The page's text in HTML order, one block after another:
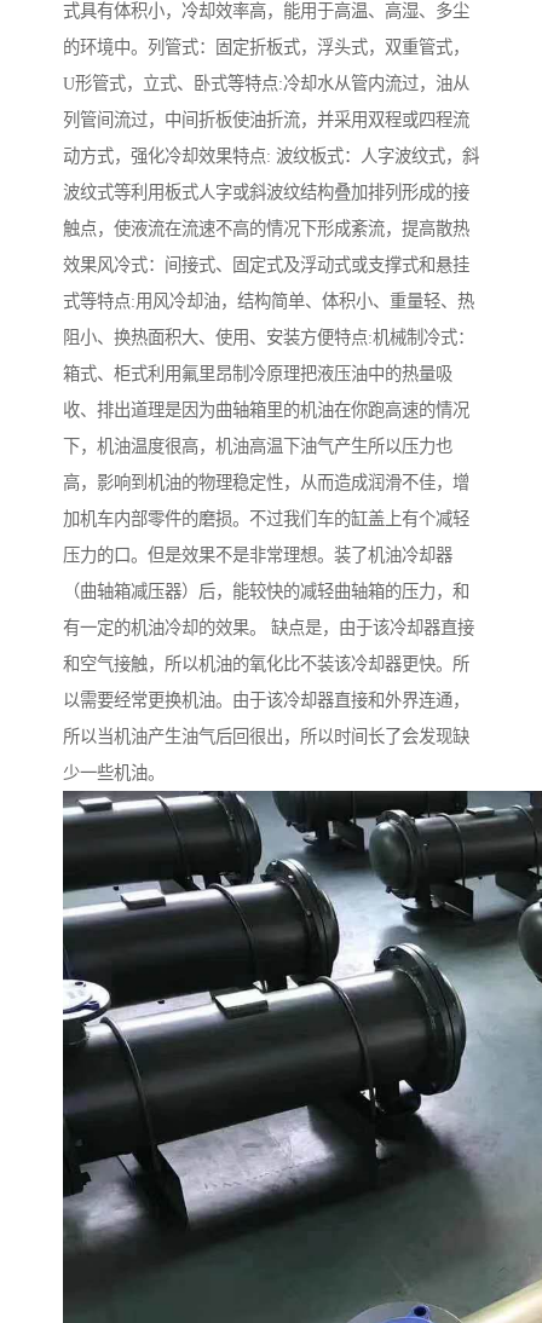
式具有体积小，冷却效率高，能用于高温、高湿、多尘
的环境中。列管式：固定折板式，浮头式，双重管式，
U形管式，立式、卧式等特点:冷却水从管内流过，油从
列管间流过，中间折板使油折流，并采用双程或四程流
动方式，强化冷却效果特点: 波纹板式：人字波纹式，斜
波纹式等利用板式人字或斜波纹结构叠加排列形成的接
触点，使液流在流速不高的情况下形成紊流，提高散热
效果风冷式：间接式、固定式及浮动式或支撑式和悬挂
式等特点:用风冷却油，结构简单、体积小、重量轻、热
阻小、换热面积大、使用、安装方便特点:机械制冷式：
箱式、柜式利用氟里昂制冷原理把液压油中的热量吸
收、排出道理是因为曲轴箱里的机油在你跑高速的情况
下，机油温度很高，机油高温下油气产生所以压力也
高，影响到机油的物理稳定性，从而造成润滑不佳，增
加机车内部零件的磨损。不过我们车的缸盖上有个减轻
压力的口。但是效果不是非常理想。装了机油冷却器
（曲轴箱减压器）后，能较快的减轻曲轴箱的压力，和
有一定的机油冷却的效果。 缺点是，由于该冷却器直接
和空气接触，所以机油的氧化比不装该冷却器更快。所
以需要经常更换机油。由于该冷却器直接和外界连通，
所以当机油产生油气后回很出，所以时间长了会发现缺
少一些机油。